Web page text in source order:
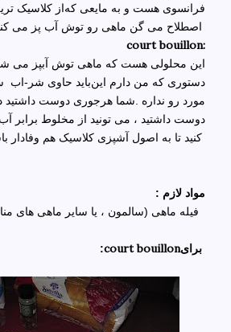
از کلاسیکفرانسوی هست و به مایعی که
ماهی رو توش آب پز می اصطلاح می گن
court bouillon:
این محلولی هست که ماهی توش آبپز می شه
باید حاوی شر-ابدستوری که من دارم این
مورد رو نداره .شما هرجوری دوست داشتید
دوست داشتید ، می تونید از مخلوط برابر
مواد لازم :
:court bouillonبرای